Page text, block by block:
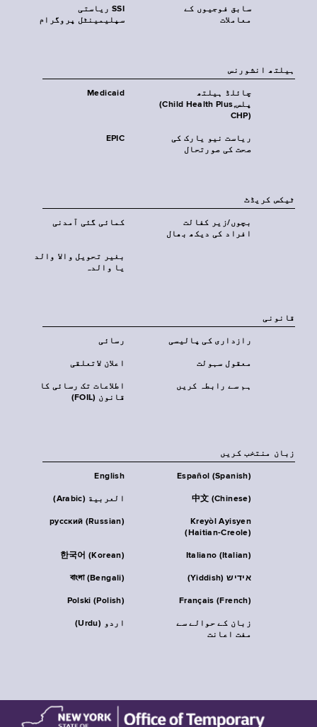
SSI ریاستی
سپلیمینٹل پروگرام
سابق فوجیوں کے
معاملات
‏ہیلتھ انشورنس
Medicaid
چائلڈ ہیلتھ
پلس‎(Child Health Plus,
CHP)‎
EPIC
ریاست نیو یارک کی
صحت کی صورتحال
ٹیکس کریڈٹ
کمائی گئی آمدنی
بچوں/زیر کفالت
افراد کی دیکھ بھال
بغیر تحویل والا والد
یا والدہ
قانونی
رسائی رازداری کی پالیسی
اعلان لاتعلقی معقول سہولت
اطلاعات تک رسائی کا
قانون (FOIL)
ہم سے رابطہ کریں
زبان منتخب کریں
English Español (Spanish)
العربية (Arabic) 中文 (Chinese)
русский (Russian)
Kreyòl Ayisyen
(Haitian-Creole)
한국어 (Korean) Italiano (Italian)
বাংলা (Bengali) אידיש (Yiddish)
Polski (Polish) Français (French)
اردو (Urdu)
زبان کے حوالے سے
مفت اعانت